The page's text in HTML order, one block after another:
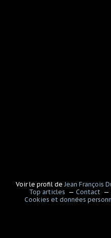
Voir le profil de Jean François
Top articles
Contact
Cookies et données